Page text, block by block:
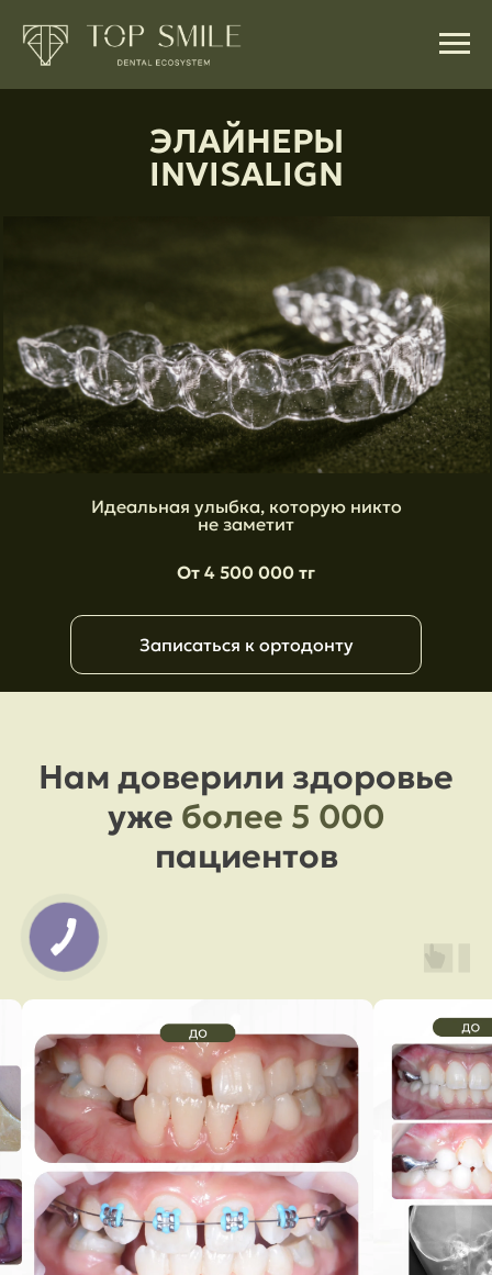
ЭЛАЙНЕРЫ
INVISALIGN
Идеальная улыбка, которую никто
не заметит
От 4 500 000 тг
Записаться к ортодонту
Нам доверили здоровье
уже более 5 000
пациентов